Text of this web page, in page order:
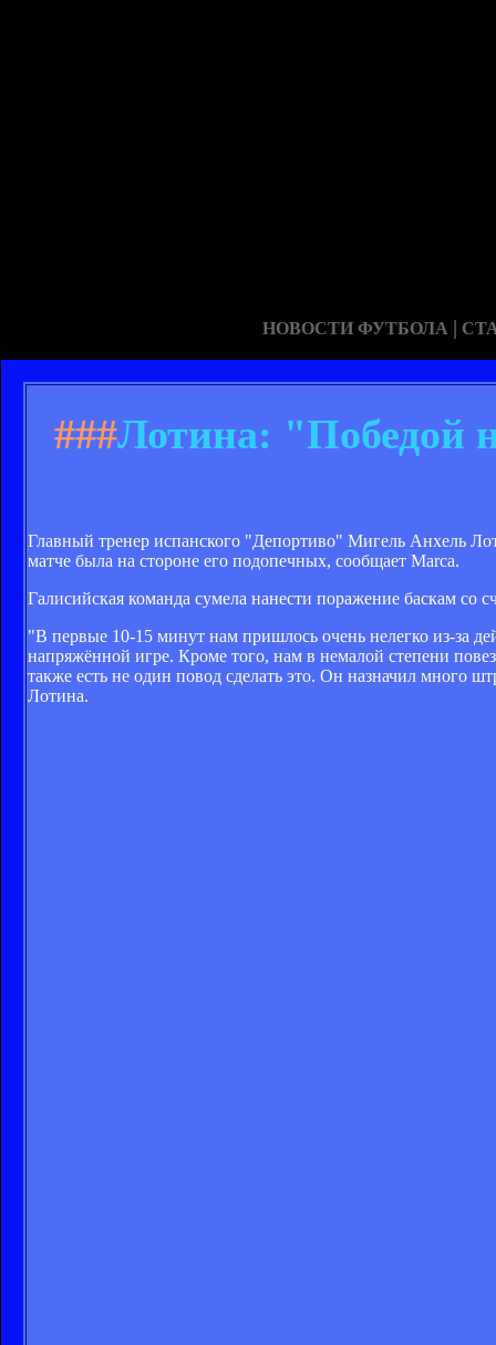
НОВОСТИ ФУТБОЛА |
###Лотина: "Победой
Главный тренер испанского "Депортиво" Мигель Анхель
матче была на стороне его подопечных, сообщает Marca.
Галисийская команда сумела нанести поражение баскам со
"В первые 10-15 минут нам пришлось очень нелегко из-за
напряжённой игре. Кроме того, нам в немалой степени
также есть не один повод сделать это. Он назначил много
Лотина.